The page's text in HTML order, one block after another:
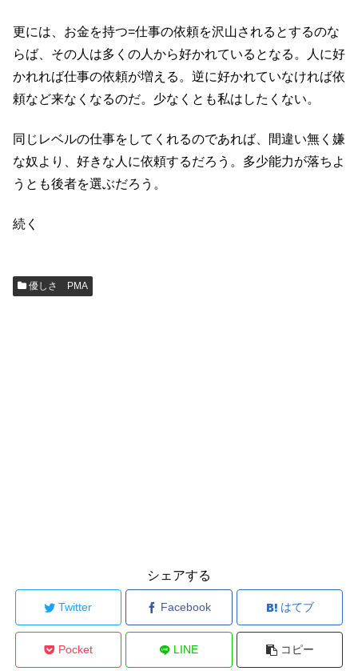
更には、お金を持つ=仕事の依頼を沢山されるとするのな
らば、その人は多くの人から好かれているとなる。人に好
かれれば仕事の依頼が増える。逆に好かれていなければ依
頼など来なくなるのだ。少なくとも私はしたくない。
同じレベルの仕事をしてくれるのであれば、間違い無く嫌
な奴より、好きな人に依頼するだろう。多少能力が落ちよ
うとも後者を選ぶだろう。
続く
優しさ PMA
シェアする
Twitter Facebook はてブ
Pocket LINE コピー